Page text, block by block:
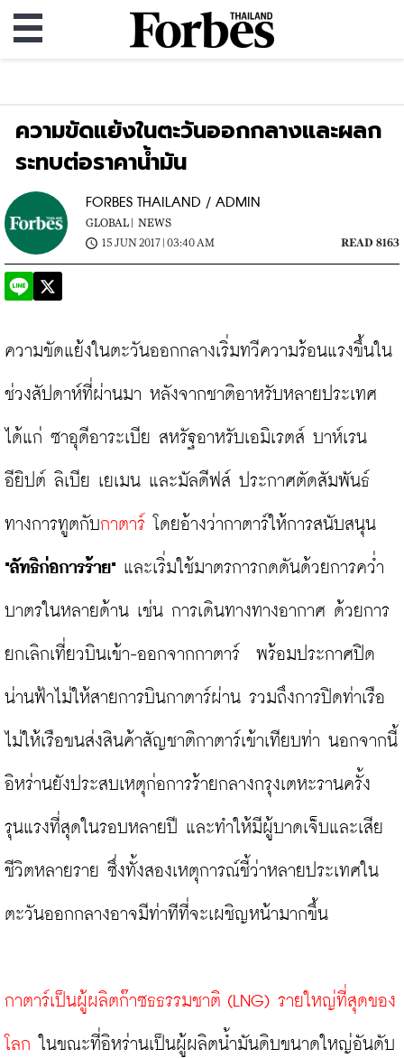
ความขัดแย้งในตะวันออกกลางและผลก
ระทบต่อราคาน้ำมัน
FORBES THAILAND / ADMIN
GLOBAL |
NEWS
15 JUN 2017 | 03:40 AM
READ 8163
ความขัดแย้งในตะวันออกกลางเริ่มทวีความร้อนแรงขึ้นใน
ช่วงสัปดาห์ที่ผ่านมา หลังจากชาติอาหรับหลายประเทศ
ได้แก่ ซาอุดีอาระเบีย สหรัฐอาหรับเอมิเรตส์ บาห์เรน
อียิปต์ ลิเบีย เยเมน และมัลดีฟส์ ประกาศตัดสัมพันธ์
ทางการทูตกับกาตาร์
"ลัทธิก่อการร้าย" และเริ่มใช้มาตรการกดดันด้วยการคว่ำ
บาตรในหลายด้าน เช่น การเดินทางทางอากาศ ด้วยการ
ยกเลิกเที่ยวบินเข้า-ออกจากกาตาร์  พร้อมประกาศปิด
น่านฟ้าไม่ให้สายการบินกาตาร์ผ่าน รวมถึงการปิดท่าเรือ
ไม่ให้เรือขนส่งสินค้าสัญชาติกาตาร์เข้าเทียบท่า นอกจากนี้
อิหร่านยังประสบเหตุก่อการร้ายกลางกรุงเตหะรานครั้ง
รุนแรงที่สุดในรอบหลายปี และทำให้มีผู้บาดเจ็บและเสีย
ชีวิตหลายราย ซึ่งทั้งสองเหตุการณ์ชี้ว่าหลายประเทศใน
ตะวันออกกลางอาจมีท่าทีที่จะเผชิญหน้ามากขึ้น
กาตาร์เป็นผู้ผลิตก๊าซธธรรมชาติ (LNG) รายใหญ่ที่สุดของ
โลก ในขณะที่อิหร่านเป็นผู้ผลิตน้ำมันดิบขนาดใหญ่อันดับ